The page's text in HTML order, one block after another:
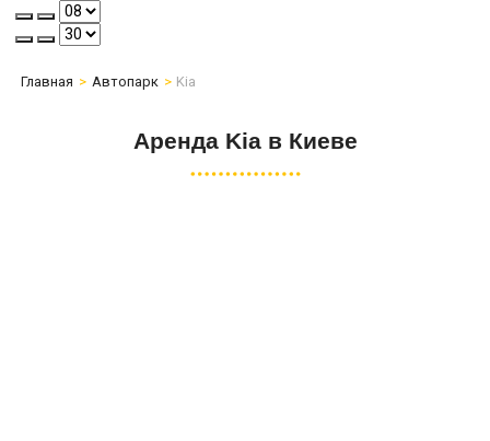
Главная Автопарк Kia
Аренда Kia в Киеве